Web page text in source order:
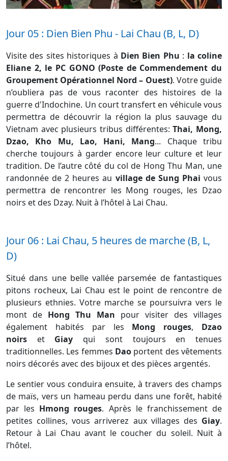
Jour 05 : Dien Bien Phu - Lai Chau (B, L, D)
Visite des sites historiques à Dien Bien Phu : la coline
Eliane 2, le PC GONO (Poste de Commendement du
Groupement Opérationnel Nord – Ouest). Votre guide
n’oubliera pas de vous raconter des histoires de la
guerre d'Indochine. Un court transfert en véhicule vous
permettra de découvrir la région la plus sauvage du
Vietnam avec plusieurs tribus différentes:Thai, Mong,
Dzao, Kho Mu, Lao, Hani, Mang... Chaque tribu
cherche toujours à garder encore leur culture et leur
tradition. De l’autre côté du col de Hong Thu Man, une
randonnée de 2 heures au village de Sung Phai vous
permettra de rencontrer les Mong rouges, les Dzao
noirs et des Dzay. Nuit à l’hôtel à Lai Chau.
Jour 06 : Lai Chau, 5 heures de marche (B, L,
D)
Situé dans une belle vallée parsemée de fantastiques
pitons rocheux, Lai Chau est le point de rencontre de
plusieurs ethnies. Votre marche se poursuivra vers le
mont de Hong Thu Man pour visiter des villages
également habités par les Mong rouges, Dzao
noirs et Giay qui sont toujours en tenues
traditionnelles. Les femmes Dao portent des vêtements
noirs décorés avec des bijoux et des pièces argentés.
Le sentier vous conduira ensuite, à travers des champs
de maïs, vers un hameau perdu dans une forêt, habité
par les Hmong rouges. Après le franchissement de
petites collines, vous arriverez aux villages des Giay.
Retour à Lai Chau avant le coucher du soleil. Nuit à
l’hôtel.